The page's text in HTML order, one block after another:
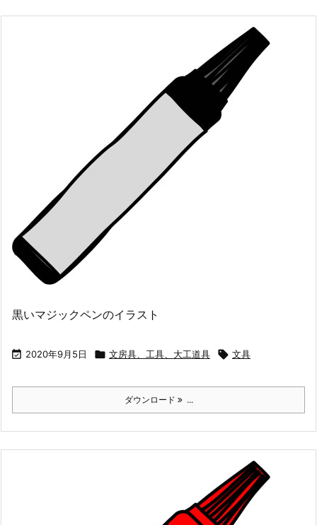
黒いマジックペンのイラスト
 2020年9月5日  文房具、工具、大工道具  文具
ダウンロード ...